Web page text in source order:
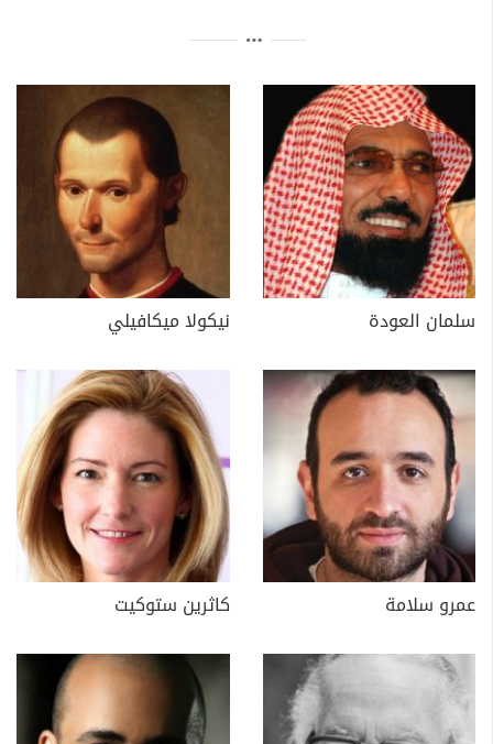
سلمان العودة نيكولا ميكافيلي
عمرو سلامة كاثرين ستوكيت